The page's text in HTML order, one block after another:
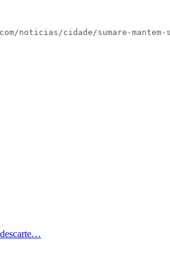
noticias/cidade/sumare-